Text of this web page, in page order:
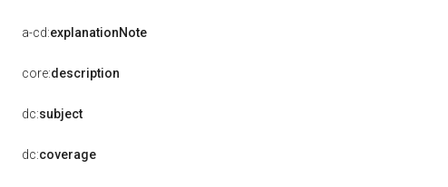
a-cd:explanationNote
core:description
dc:subject
dc:coverage